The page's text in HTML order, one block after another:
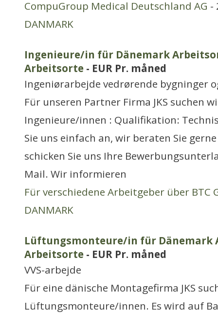
CompuGroup Medical Deutschland AG -
DANMARK
Ingenieure/in für Dänemark
Arbeitsorte - EUR Pr. måned
Ingeniørarbejde vedrørende bygninger
Für unseren Partner Firma JKS suchen
Ingenieure/innen : Qualifikation:
Sie uns einfach an, wir beraten Sie
schicken Sie uns Ihre
Mail. Wir informieren
Für verschiedene Arbeitgeber über BTC
DANMARK
Lüftungsmonteure/in für Dänemark
Arbeitsorte - EUR Pr. måned
VVS-arbejde
Für eine dänische Montagefirma JKS
Lüftungsmonteure/innen. Es wird auf